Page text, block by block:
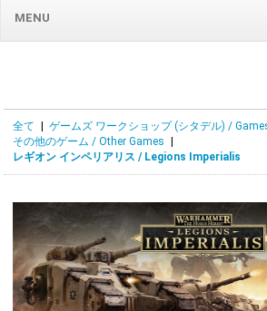
MENU
全て ゲームズ ワークショップ (シタデル) /
その他のゲーム / Other Games
レギオン インペリアリス / Legions Imperialis